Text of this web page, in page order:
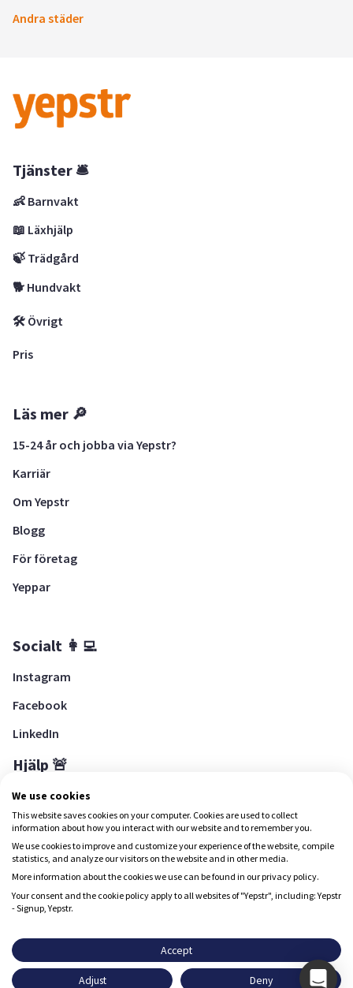
Andra städer
Tjänster 🛎
👶 Barnvakt
📖 Läxhjälp
🍃 Trädgård
🐕 Hundvakt
🛠 Övrigt
Pris
Läs mer 🔎
15-24 år och jobba via Yepstr?
Karriär
Om Yepstr
Blogg
För företag
Yeppar
Socialt 👩‍💻
Instagram
Facebook
LinkedIn
Hjälp 🚨
Hjälpcenter
Ladda ned Yepstr
Ladda ned Yepstr
Yepstr AB • Org. 556997-9817 • Skeppsbron 28, 111 30
upplevelse.
We use cookies
This website saves cookies on your computer. Cookies are used to collect
information about how you interact with our website and to remember you.
We use cookies to improve and customize your experience of the website, compile
statistics, and analyze our visitors on the website and in other media.
More information about the cookies we use can be found in our privacy policy.
Your consent and the cookie policy apply to all websites of "Yepstr", including: Yepstr
- Signup, Yepstr.
Accept
Adjust Deny